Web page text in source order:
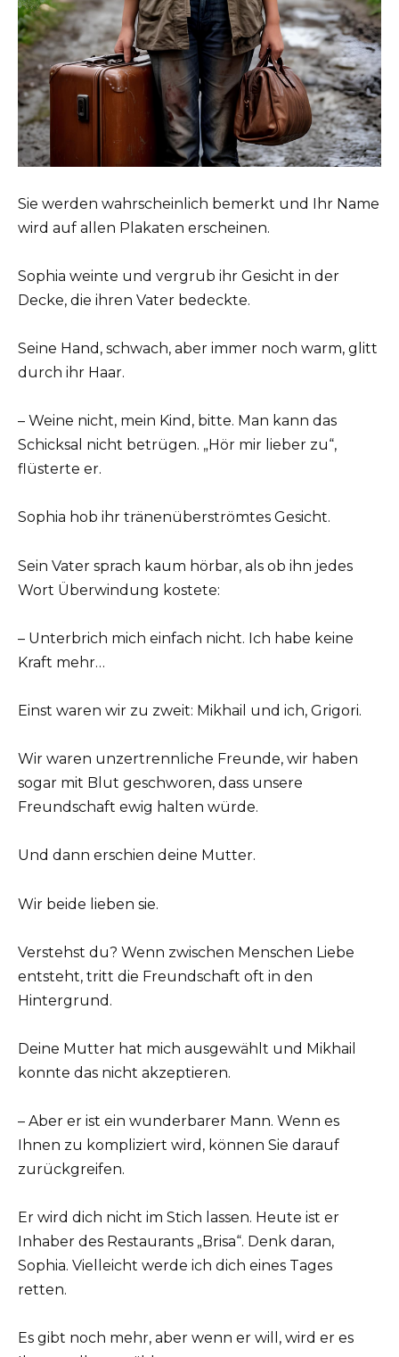
Sie werden wahrscheinlich bemerkt und Ihr Name
wird auf allen Plakaten erscheinen.
Sophia weinte und vergrub ihr Gesicht in der
Decke, die ihren Vater bedeckte.
Seine Hand, schwach, aber immer noch warm, glitt
durch ihr Haar.
– Weine nicht, mein Kind, bitte. Man kann das
Schicksal nicht betrügen. „Hör mir lieber zu“,
flüsterte er.
Sophia hob ihr tränenüberströmtes Gesicht.
Sein Vater sprach kaum hörbar, als ob ihn jedes
Wort Überwindung kostete:
– Unterbrich mich einfach nicht. Ich habe keine
Kraft mehr…
Einst waren wir zu zweit: Mikhail und ich, Grigori.
Wir waren unzertrennliche Freunde, wir haben
sogar mit Blut geschworen, dass unsere
Freundschaft ewig halten würde.
Und dann erschien deine Mutter.
Wir beide lieben sie.
Verstehst du? Wenn zwischen Menschen Liebe
entsteht, tritt die Freundschaft oft in den
Hintergrund.
Deine Mutter hat mich ausgewählt und Mikhail
konnte das nicht akzeptieren.
– Aber er ist ein wunderbarer Mann. Wenn es
Ihnen zu kompliziert wird, können Sie darauf
zurückgreifen.
Er wird dich nicht im Stich lassen. Heute ist er
Inhaber des Restaurants „Brisa“. Denk daran,
Sophia. Vielleicht werde ich dich eines Tages
retten.
Es gibt noch mehr, aber wenn er will, wird er es